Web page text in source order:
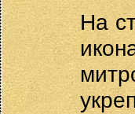
На